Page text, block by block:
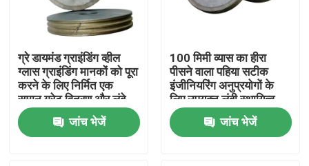
ग्रे डायमंड ग्राइंडिंग व्हील
ग्लास ग्राइंडिंग मानकों को पूरा
करने के लिए निर्मित एक
समान ग्रेट वितरण और लंबे
समय तक चलने वाला प्रदान
करता है
जांच भेजें
100 मिमी व्यास का हीरा
पीसने वाला पहिया सटीक
इंजीनियरिंग अनुप्रयोगों के
लिए उपयुक्त लंबी स्थायित्व
सुनिश्चित करता है
जांच भेजें